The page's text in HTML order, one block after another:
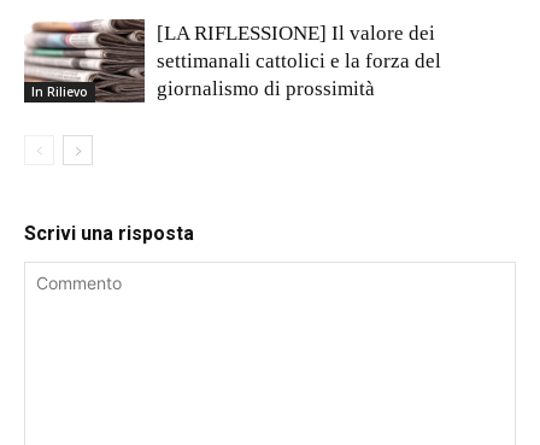
In Rilievo
[LA RIFLESSIONE] Il valore dei
settimanali cattolici e la forza del
giornalismo di prossimità
Scrivi una risposta